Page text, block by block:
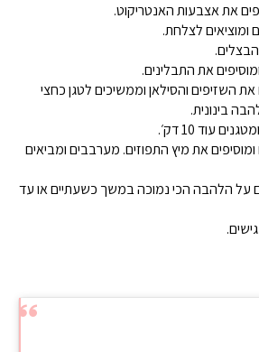
את אצבעות האנטריקוט.
ומוציאים לצלחת.
השזיפים והסילאן וממשיכים לטגן כחצי
בינונית.
עוד 10 דק׳.
את מיץ התפוזים. מערבבים ומביאים
על הלהבה הכי נמוכה במשך כשעתיים או עד